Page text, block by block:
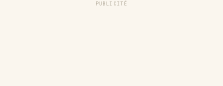
PUBLICITÉ